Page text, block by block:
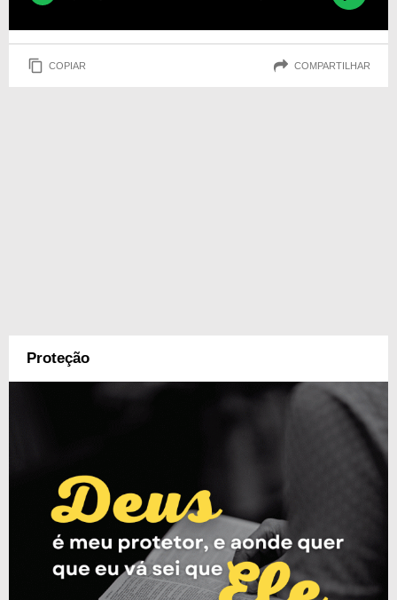
COPIAR COMPARTILHAR
Proteção